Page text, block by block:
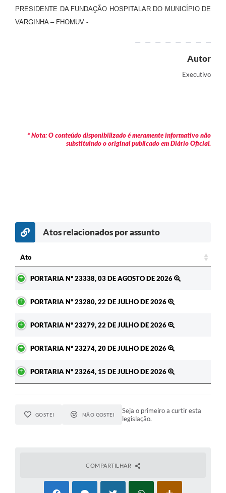
PRESIDENTE DA FUNDAÇÃO HOSPITALAR DO MUNICÍPIO DE
VARGINHA – FHOMUV -
Autor
Executivo
* Nota: O conteúdo disponibilizado é meramente informativo não
substituindo o original publicado em Diário Oficial.
Atos relacionados por assunto
Ato
PORTARIA Nº 23338, 03 DE AGOSTO DE 2026
PORTARIA Nº 23280, 22 DE JULHO DE 2026
PORTARIA Nº 23279, 22 DE JULHO DE 2026
PORTARIA Nº 23274, 20 DE JULHO DE 2026
PORTARIA Nº 23264, 15 DE JULHO DE 2026
GOSTEI NÃO GOSTEI
Seja o primeiro a curtir esta
legislação.
COMPARTILHAR